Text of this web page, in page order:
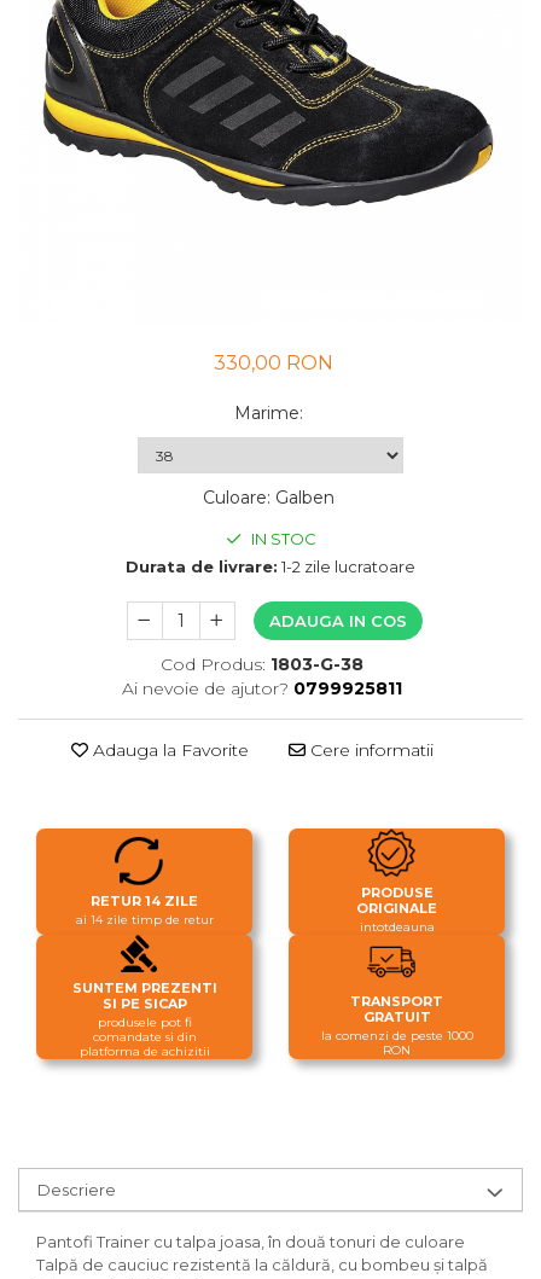
UNICA FOLOSINTA
VESTE
330,00 RON
Marime:
Culoare: Galben
IN STOC
Durata de livrare: 1-2 zile lucratoare
ADAUGA IN COS
Cod Produs: 1803-G-38
Ai nevoie de ajutor? 0799925811
Adauga la Favorite Cere informatii
RETUR 14 ZILE
ai 14 zile timp de retur
PRODUSE
ORIGINALE
intotdeauna
SUNTEM PREZENTI
SI PE SICAP
produsele pot fi
comandate si din
platforma de achizitii
TRANSPORT
GRATUIT
la comenzi de peste 1000
RON
Descriere
Pantofi Trainer cu talpa joasa, în două tonuri de culoare
Talpă de cauciuc rezistentă la căldură, cu bombeu și talpă